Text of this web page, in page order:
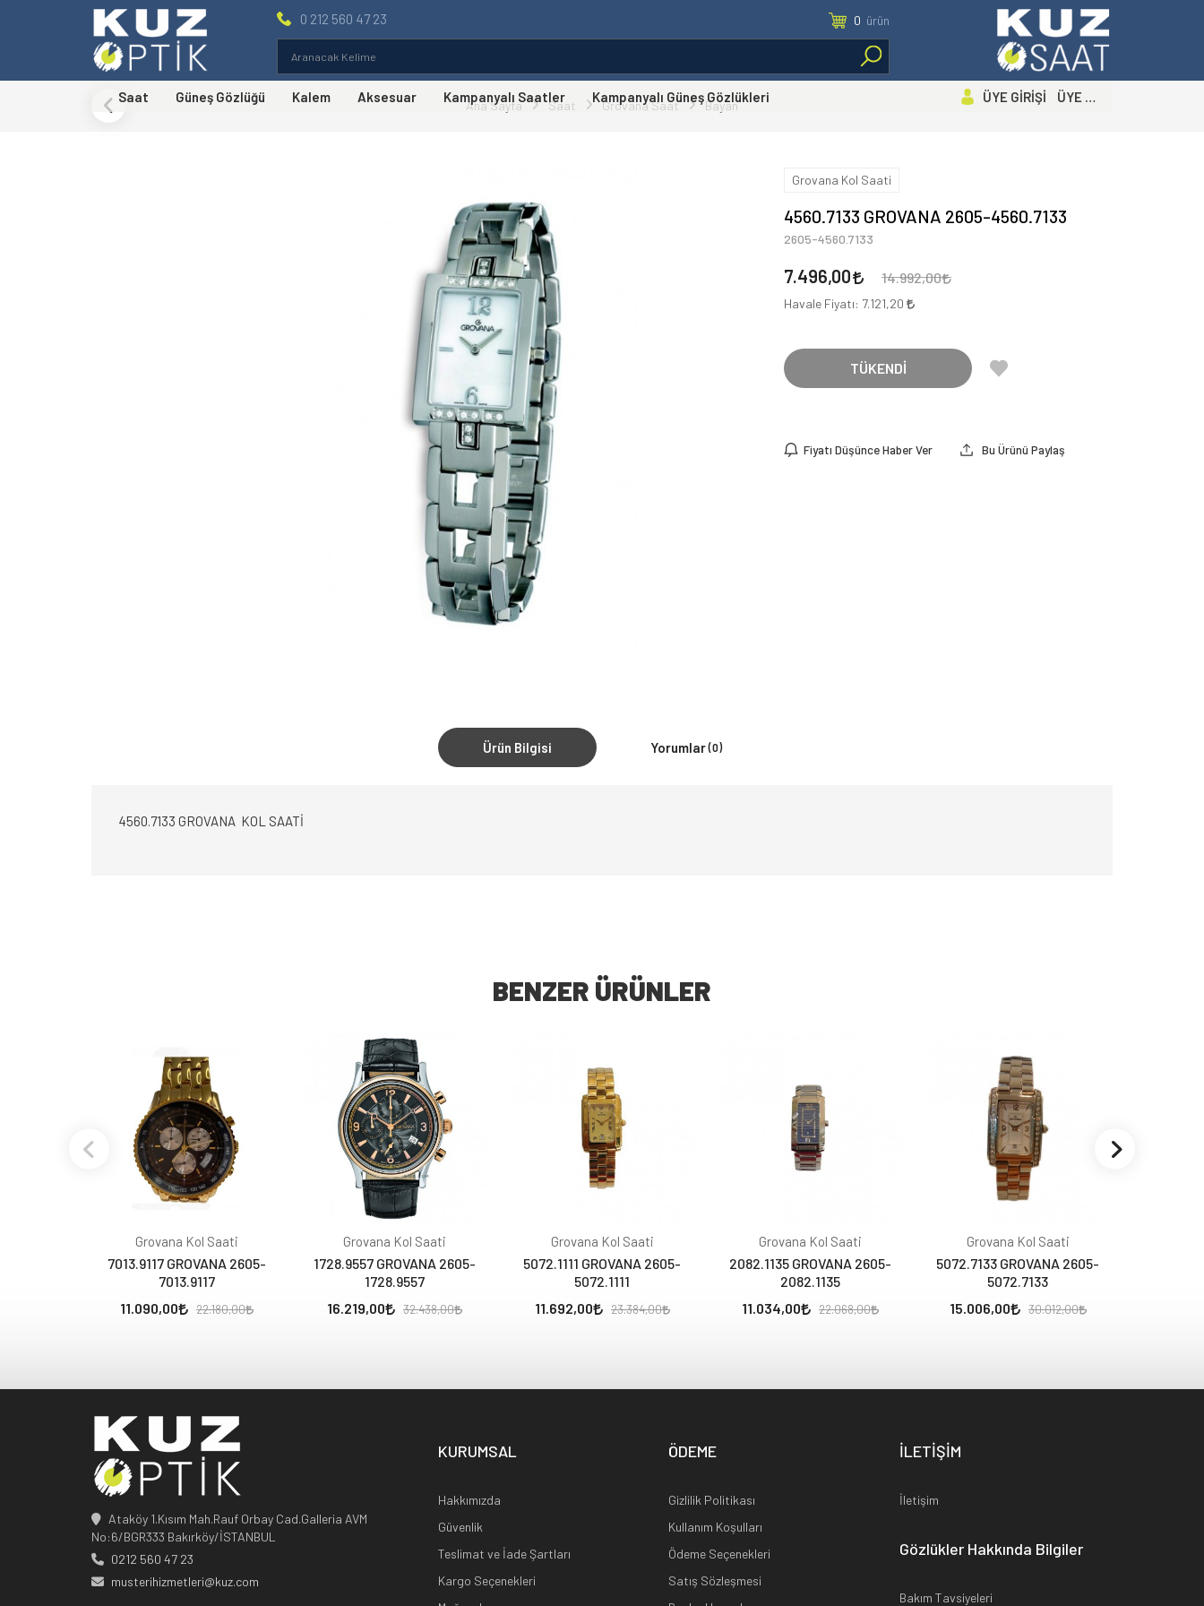
0 212 560 47 23 0 ürün
Saat Güneş Gözlüğü Kalem Aksesuar Kampanyalı Saatler Kampanyalı Güneş Gözlükleri ÜYE GİRİŞİ ÜYE OL
Ana Sayfa Saat Grovana Saat Bayan
Grovana Kol Saati
4560.7133 GROVANA 2605-4560.7133
2605-4560.7133
7.496,00 14.992,00
Havale Fiyatı: 7.121,20
TÜKENDİ
Fiyatı Düşünce Haber Ver Bu Ürünü Paylaş
Ürün Bilgisi Yorumlar(0)
4560.7133 GROVANA KOL SAATİ
BENZER ÜRÜNLER
Grovana Kol Saati
7013.9117 GROVANA 2605-
7013.9117
11.090,00
22.180,00
Grovana Kol Saati
1728.9557 GROVANA 2605-
1728.9557
16.219,00
32.438,00
Grovana Kol Saati
5072.1111 GROVANA 2605-
5072.1111
11.692,00
23.384,00
Grovana Kol Saati
2082.1135 GROVANA 2605-
2082.1135
11.034,00
22.068,00
Grovana Kol Saati
5072.7133 GROVANA 2605-
5072.7133
15.006,00
30.012,00
Ataköy 1.Kısım Mah.Rauf Orbay Cad.Galleria AVM
No:6/BGR333 Bakırköy/İSTANBUL
0212 560 47 23
musterihizmetleri@kuz.com
KURUMSAL
Hakkımızda
Güvenlik
Teslimat ve İade Şartları
Kargo Seçenekleri
ÖDEME
Gizlilik Politikası
Kullanım Koşulları
Ödeme Seçenekleri
Satış Sözleşmesi
İLETİŞİM
İletişim
Gözlükler Hakkında Bilgiler
Bakım Tavsiyeleri